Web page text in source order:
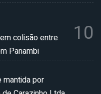
colisão entre
Panambi
10
mantida por